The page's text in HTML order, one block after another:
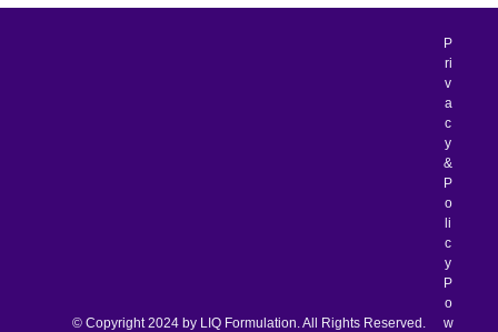
© Copyright 2024 by LIQ Formulation. All Rights Reserved.
P
ri
v
a
c
y
&
P
o
li
c
y
P
o
w